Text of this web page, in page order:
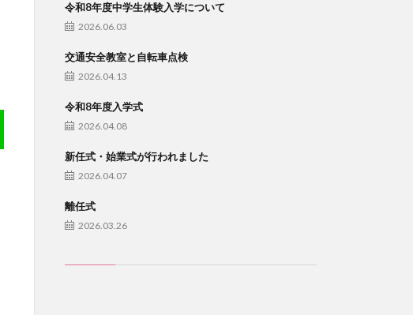
令和8年度中学生体験入学について
2026.06.03
交通安全教室と自転車点検
2026.04.13
令和8年度入学式
2026.04.08
新任式・始業式が行われました
2026.04.07
離任式
2026.03.26